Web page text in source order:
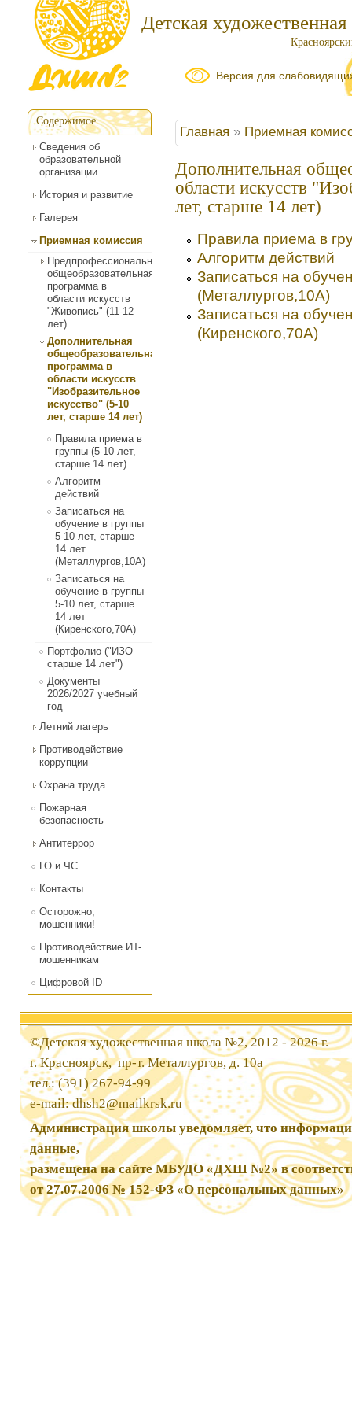
Детская
Версия для
Содержимое
Сведения об
образовательной
организации
История и развитие
Галерея
Приемная комиссия
Предпрофессиональная
общеобразовательная
программа в
области искусств
"Живопись" (11-12
лет)
Дополнительная
общеобразовательная
программа в
области искусств
"Изобразительное
искусство" (5-10
лет, старше 14 лет)
Правила приема в
группы (5-10 лет,
старше 14 лет)
Алгоритм
действий
Записаться на
обучение в группы
5-10 лет, старше
14 лет
(Металлургов,10А)
Записаться на
обучение в группы
5-10 лет, старше
14 лет
(Киренского,70А)
Портфолио ("ИЗО
старше 14 лет")
Документы
2026/2027 учебный
год
Летний лагерь
Противодействие
коррупции
Охрана труда
Пожарная
безопасность
Антитеррор
ГО и ЧС
Контакты
Осторожно,
мошенники!
Противодействие ИT-
мошенникам
Цифровой ID
Вы здесь
Главная » Приемная
Дополнительная
области искусств
лет, старше 14 лет)
Правила приема в
Алгоритм действий
Записаться на
(Металлургов,10А)
Записаться на
(Киренского,70А)
©Детская художественная школа №2, 2012 - 2026 г.
г. Красноярск, пр-т. Металлургов, д. 10а
тел.: (391) 267-94-99
e-mail:dhsh2@mailkrsk.ru
Администрация школы уведомляет, что
данные,
размещена на сайте МБУДО «ДХШ №2» в
от 27.07.2006 № 152-ФЗ «О персональных данных»